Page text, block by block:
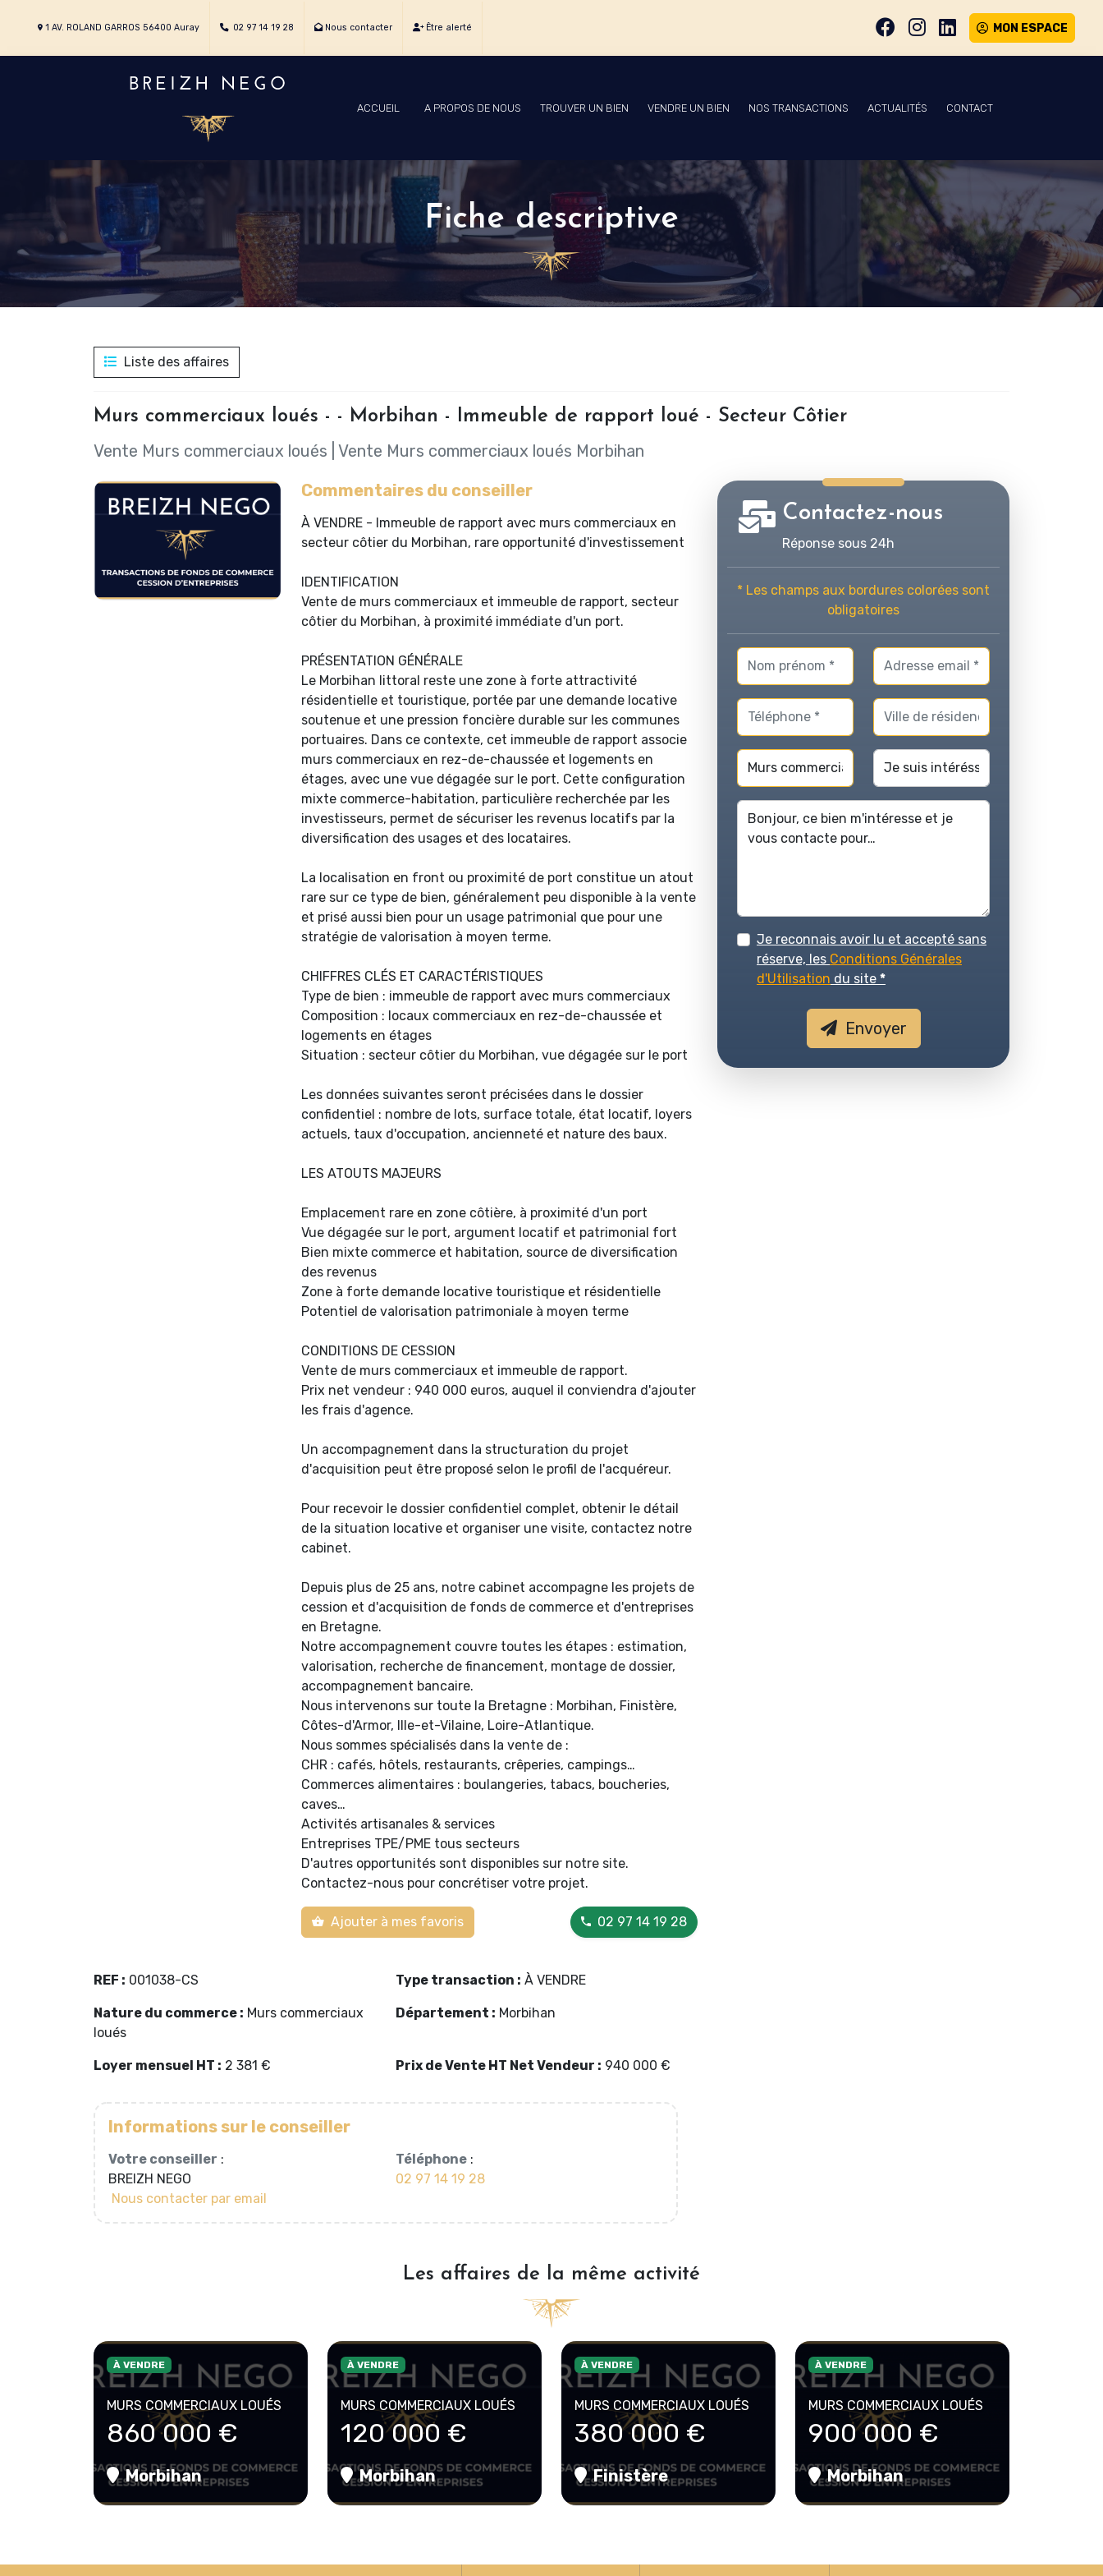
1 AV. ROLAND GARROS 56400 Auray 02 97 14 19 28 Nous contacter Être alerté MON ESPACE
ACCUEIL A PROPOS DE NOUS TROUVER UN BIEN VENDRE UN BIEN NOS TRANSACTIONS ACTUALITÉS CONTACT
Fiche descriptive
Liste des affaires
Murs commerciaux loués - - Morbihan - Immeuble de rapport loué - Secteur Côtier
Vente Murs commerciaux loués Vente Murs commerciaux loués Morbihan
Commentaires du conseiller
À VENDRE - Immeuble de rapport avec murs commerciaux en
secteur côtier du Morbihan, rare opportunité d'investissement
IDENTIFICATION
Vente de murs commerciaux et immeuble de rapport, secteur
côtier du Morbihan, à proximité immédiate d'un port.
PRÉSENTATION GÉNÉRALE
Le Morbihan littoral reste une zone à forte attractivité
résidentielle et touristique, portée par une demande locative
soutenue et une pression foncière durable sur les communes
portuaires. Dans ce contexte, cet immeuble de rapport associe
murs commerciaux en rez-de-chaussée et logements en
étages, avec une vue dégagée sur le port. Cette configuration
mixte commerce-habitation, particulière recherchée par les
investisseurs, permet de sécuriser les revenus locatifs par la
diversification des usages et des locataires.
La localisation en front ou proximité de port constitue un atout
rare sur ce type de bien, généralement peu disponible à la vente
et prisé aussi bien pour un usage patrimonial que pour une
stratégie de valorisation à moyen terme.
CHIFFRES CLÉS ET CARACTÉRISTIQUES
Type de bien : immeuble de rapport avec murs commerciaux
Composition : locaux commerciaux en rez-de-chaussée et
logements en étages
Situation : secteur côtier du Morbihan, vue dégagée sur le port
Les données suivantes seront précisées dans le dossier
confidentiel : nombre de lots, surface totale, état locatif, loyers
actuels, taux d'occupation, ancienneté et nature des baux.
LES ATOUTS MAJEURS
Emplacement rare en zone côtière, à proximité d'un port
Vue dégagée sur le port, argument locatif et patrimonial fort
Bien mixte commerce et habitation, source de diversification
des revenus
Zone à forte demande locative touristique et résidentielle
Potentiel de valorisation patrimoniale à moyen terme
CONDITIONS DE CESSION
Vente de murs commerciaux et immeuble de rapport.
Prix net vendeur : 940 000 euros, auquel il conviendra d'ajouter
les frais d'agence.
Un accompagnement dans la structuration du projet
d'acquisition peut être proposé selon le profil de l'acquéreur.
Pour recevoir le dossier confidentiel complet, obtenir le détail
de la situation locative et organiser une visite, contactez notre
cabinet.
Depuis plus de 25 ans, notre cabinet accompagne les projets de
cession et d'acquisition de fonds de commerce et d'entreprises
en Bretagne.
Notre accompagnement couvre toutes les étapes : estimation,
valorisation, recherche de financement, montage de dossier,
accompagnement bancaire.
Nous intervenons sur toute la Bretagne : Morbihan, Finistère,
Côtes-d'Armor, Ille-et-Vilaine, Loire-Atlantique.
Nous sommes spécialisés dans la vente de :
CHR : cafés, hôtels, restaurants, crêperies, campings…
Commerces alimentaires : boulangeries, tabacs, boucheries,
caves…
Activités artisanales & services
Entreprises TPE/PME tous secteurs
D'autres opportunités sont disponibles sur notre site.
Contactez-nous pour concrétiser votre projet.
Ajouter à mes favoris 02 97 14 19 28
REF : 001038-CS Type transaction : À VENDRE
Nature du commerce : Murs commerciaux
loués
Département : Morbihan
Loyer mensuel HT : 2 381 € Prix de Vente HT Net Vendeur : 940 000 €
Informations sur le conseiller
Votre conseiller :
BREIZH NEGO
Téléphone :
02 97 14 19 28
Nous contacter par email
Contactez-nous
Réponse sous 24h
* Les champs aux bordures colorées sont
obligatoires
Je reconnais avoir lu et accepté sans
réserve, les Conditions Générales
d'Utilisation du site *
Envoyer
Les affaires de la même activité
À VENDRE
MURS COMMERCIAUX LOUÉS
860 000 €
Morbihan
À VENDRE
MURS COMMERCIAUX LOUÉS
120 000 €
Morbihan
À VENDRE
MURS COMMERCIAUX LOUÉS
380 000 €
Finistère
À VENDRE
MURS COMMERCIAUX LOUÉS
900 000 €
Morbihan